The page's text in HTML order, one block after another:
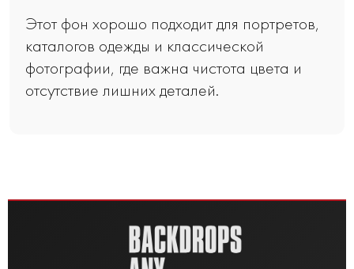
Этот фон хорошо подходит для портретов,
каталогов одежды и классической
фотографии, где важна чистота цвета и
отсутствие лишних деталей.